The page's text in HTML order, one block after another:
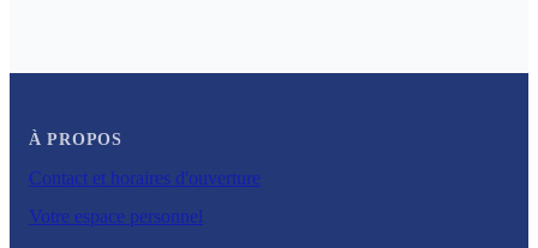
À PROPOS
Contact et horaires d'ouverture
Votre espace personnel